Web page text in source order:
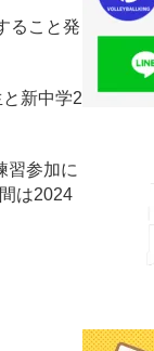
ること発
新中学2
習参加に
は2024